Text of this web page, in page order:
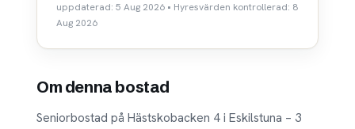
uppdaterad: 5 Aug 2026 • Hyresvärden kontrollerad: 8
Aug 2026
Om denna bostad
Seniorbostad på Hästskobacken 4 i Eskilstuna – 3